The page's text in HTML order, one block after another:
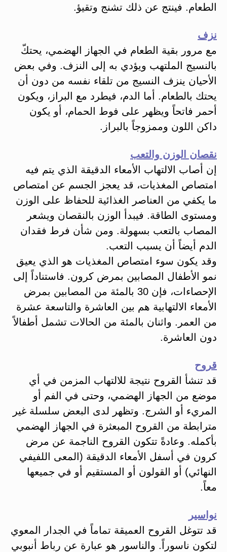
الطعام. فينتج عن ذلك تشنج وتقيؤ.
نزف
مع مرور بقية الطعام في الجهاز الهضمي، يحتكّ
بالنسيج الملتهب ويؤدي به إلى النزف. وفي بعض
الأحيان ينزف النسيج من تلقاء نفسه من دون أن
يحتك بالطعام. أما الدم، فيطرد مع البراز، ويكون
أحمر فاتحاً ويظهر على فوط الحمام، أو يكون
داكن اللون وممزوجاً بالبراز.
نقصان الوزن والتعب
إن أصاب الالتهاب الأمعاء الدقيقة الذي يتم فيه
امتصاص المغذيات، قد يعجز الجسم عن امتصاص
ما يكفي من العناصر الغذائية للحفاظ على الوزن
ومستوى الطاقة. فيبدأ الوزن بالنقصان ويشعر
المصاب بالتعب بسهولة. ومن شأن فرط فقدان
الدم أيضاً أن يسبب التعب.
وقد يكون سوء امتصاص المغذيات هو الذي يعيق
نمو الأطفال المصابين بمرض كرون. فاستناداً إلى
الإحصاءات، فإن 30 بالمئة من المصابين بمرض
الأمعاء الالتهابية هم بين العاشرة والتاسعة عشرة
من العمر. واثنان بالمئة من الحالات تشمل أطفالاً
دون العاشرة.
قروح
قد تنشأ القروح نتيجة للالتهاب المزمن في أي
موضع من الجهاز الهضمي، وحتى في الفم أو
المريء أو الشرج. وتظهر لدى البعض سلسلة غير
مترابطة من القروح المبعثرة في الجهاز الهضمي
بأكمله. وعادةً تتكون القروح الناجمة عن مرض
كرون في أسفل الأمعاء الدقيقة (المعى اللفيفي
النهائي) أو القولون أو المستقيم أو في جميعها
معاً.
نواسير
قد تتوغل القروح العميقة تماماً في الجدار المعوي
لتكون ناسوراً. والناسور هو عبارة عن رباط أنبوبي